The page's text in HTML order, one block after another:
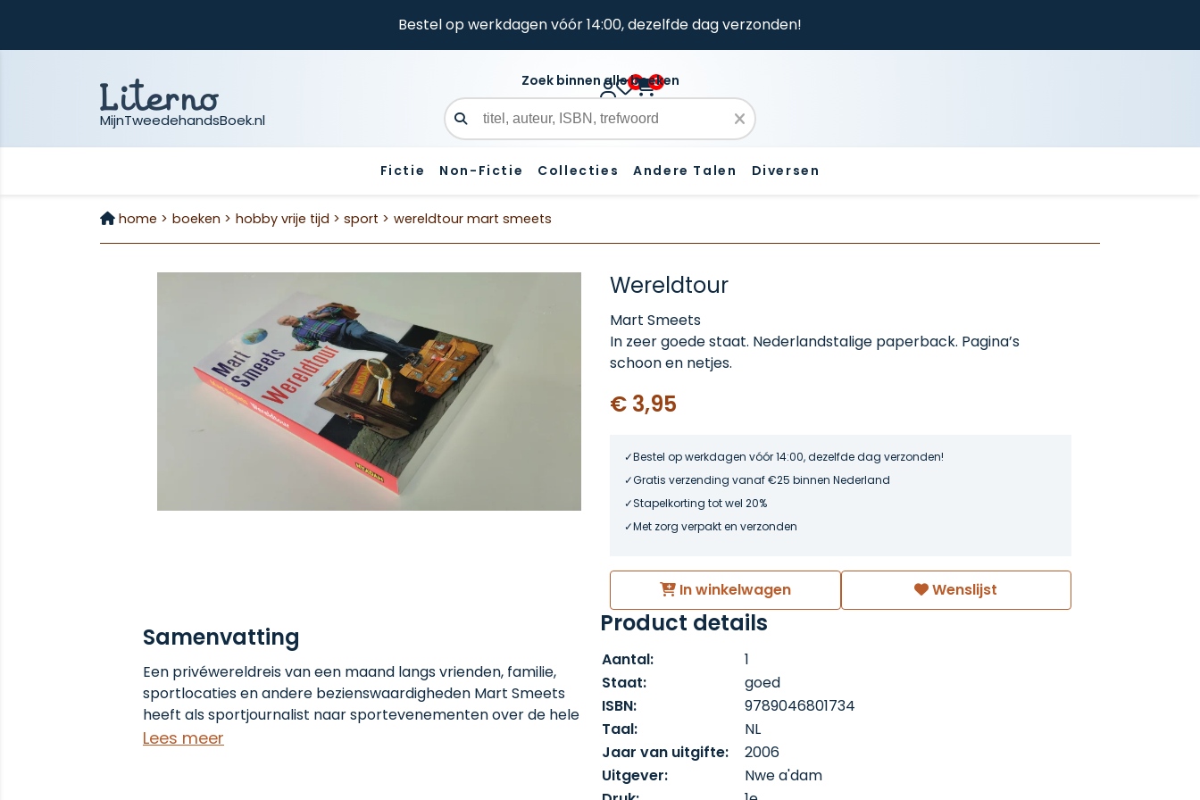
Bestel op werkdagen vóór 14:00, dezelfde dag verzonden!
MijnTweedehandsBoek.nl
0 0
Zoek binnen alle boeken
Zoekveld
Fictie Non-Fictie Collecties Andere Talen Diversen
home > boeken > hobby vrije tijd > sport > wereldtour mart smeets
Wereldtour
Mart Smeets
In zeer goede staat. Nederlandstalige paperback. Pagina’s
schoon en netjes.
€ 3,95
Bestel op werkdagen vóór 14:00, dezelfde dag verzonden!
Gratis verzending vanaf €25 binnen Nederland
Stapelkorting tot wel 20%
Met zorg verpakt en verzonden
In winkelwagen Wenslijst
Samenvatting
Een privéwereldreis van een maand langs vrienden, familie,
sportlocaties en andere bezienswaardigheden Mart Smeets
heeft als sportjournalist naar sportevenementen over de hele
wereld gereisd. In maart 2006 besloot hij na de Olympische
Lees meer
Product details
Aantal:
1
Staat:
goed
ISBN:
9789046801734
Taal:
NL
Jaar van uitgifte:
2006
Uitgever:
Nwe a'dam